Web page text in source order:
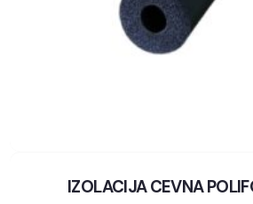
IZOLACIJA CEVNA